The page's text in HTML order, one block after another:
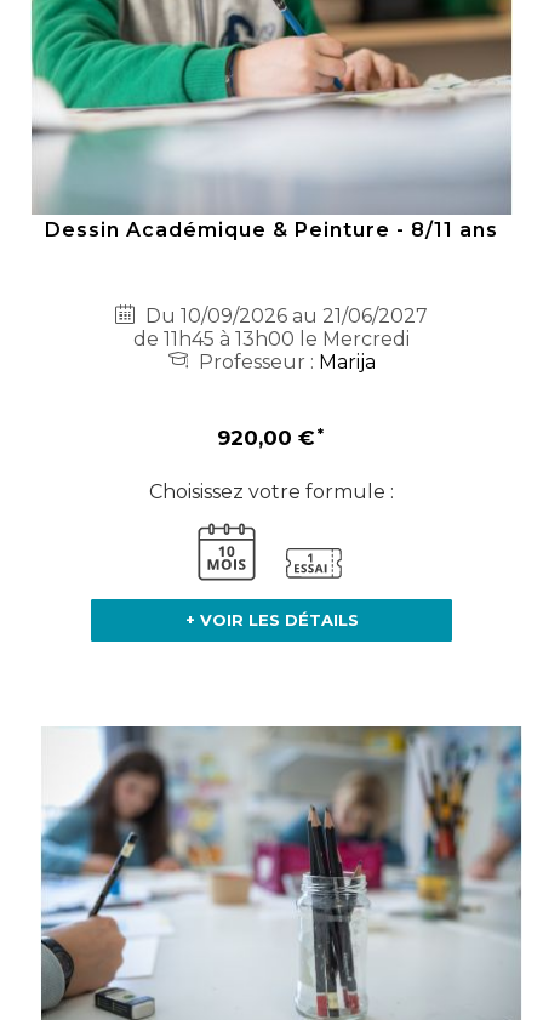
Dessin Académique & Peinture - 8/11 ans
Du 10/09/2026 au 21/06/2027
de 11h45 à 13h00 le Mercredi
Professeur : Marija
920,00 €
Choisissez votre formule :
+ VOIR LES DÉTAILS